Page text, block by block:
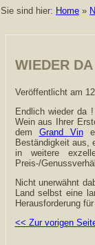
Sie sind hier: Home »
WIEDER
Veröffentlicht am
Endlich wieder da
Wein aus Ihrer
dem Grand Vin
Beständigkeit aus,
in weitere
Preis-/
Nicht unerwähnt
Land selbst eine
Herausforderung
<< Zur vorigen